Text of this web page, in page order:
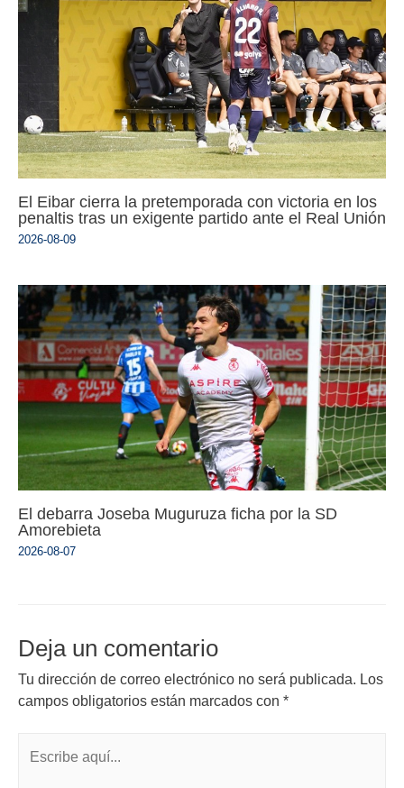
El Eibar cierra la pretemporada con victoria en los
penaltis tras un exigente partido ante el Real Unión
2026-08-09
El debarra Joseba Muguruza ficha por la SD
Amorebieta
2026-08-07
Deja un comentario
Tu dirección de correo electrónico no será publicada. Los
campos obligatorios están marcados con *